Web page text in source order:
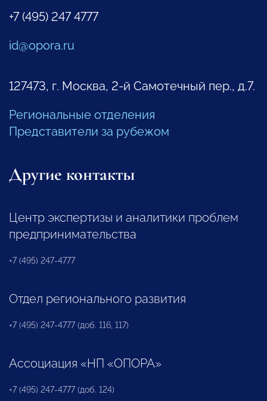
+7 (495) 247 4777
id@opora.ru
127473, г. Москва, 2-й Самотечный пер., д.7.
Региональные отделения
Представители за рубежом
Другие контакты
Центр экспертизы и аналитики проблем
предпринимательства
+7 (495) 247-4777
Отдел регионального развития
+7 (495) 247-4777 (доб. 116, 117)
Ассоциация «НП «ОПОРА»
+7 (495) 247-4777 (доб. 124)